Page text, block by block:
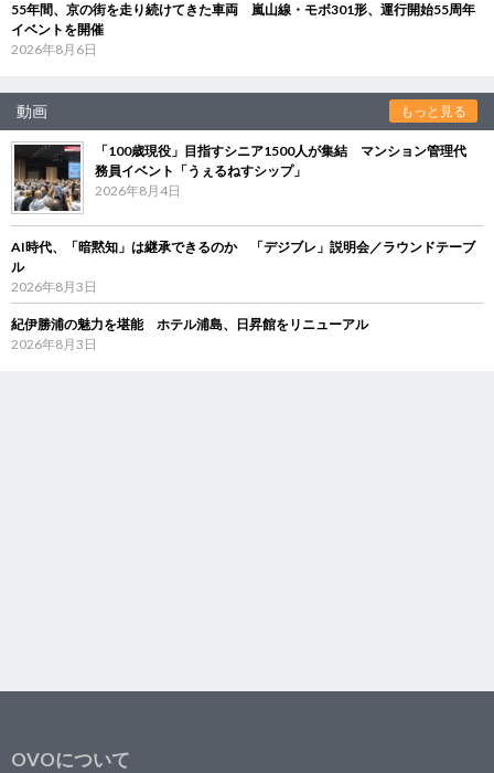
55年間、京の街を走り続けてきた車両 嵐山線・モボ301形、運行開始55周年
イベントを開催
2026年8月6日
動画 もっと見る
「100歳現役」目指すシニア1500人が集結 マンション管理代
務員イベント「うぇるねすシップ」
2026年8月4日
AI時代、「暗黙知」は継承できるのか 「デジブレ」説明会／ラウンドテーブ
ル
2026年8月3日
紀伊勝浦の魅力を堪能 ホテル浦島、日昇館をリニューアル
2026年8月3日
OVOについて